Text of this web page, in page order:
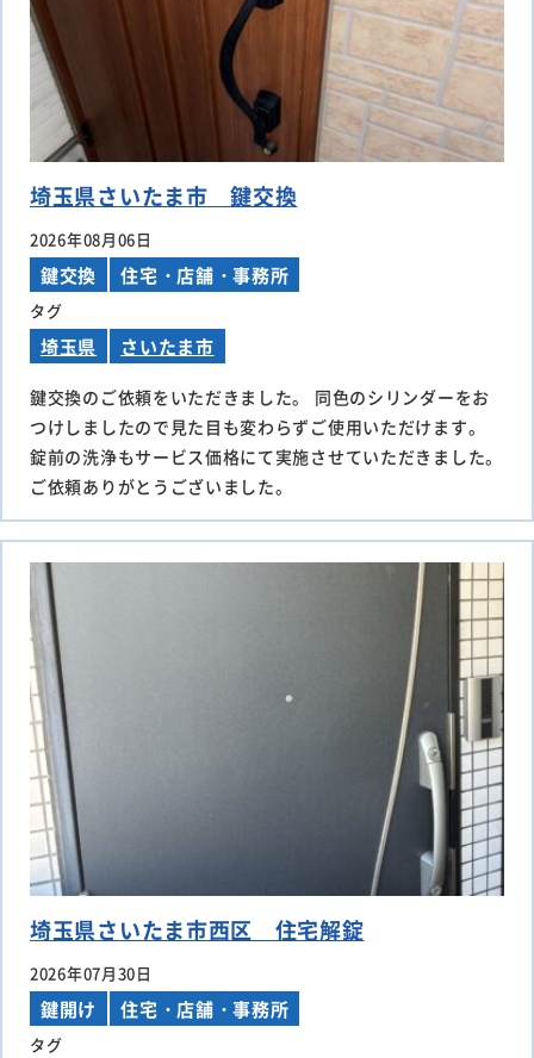
埼玉県さいたま市 鍵交換
2026年08月06日
鍵交換 住宅・店舗・事務所
タグ
埼玉県 さいたま市
鍵交換のご依頼をいただきました。 同色のシリンダーをお
つけしましたので見た目も変わらずご使用いただけます。
錠前の洗浄もサービス価格にて実施させていただきました。
ご依頼ありがとうございました。
埼玉県さいたま市西区 住宅解錠
2026年07月30日
鍵開け 住宅・店舗・事務所
タグ